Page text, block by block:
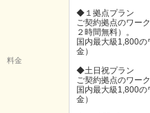
料金
◆１拠点プラン
ご契約拠点のワー
２時間無料）。
国内最大級1,800
金）
◆土日祝プラン
ご契約拠点のワー
国内最大級1,800
金）